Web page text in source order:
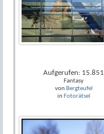
Aufgerufen: 15.851
Fantasy
von Bergteufel
in Fotorätsel